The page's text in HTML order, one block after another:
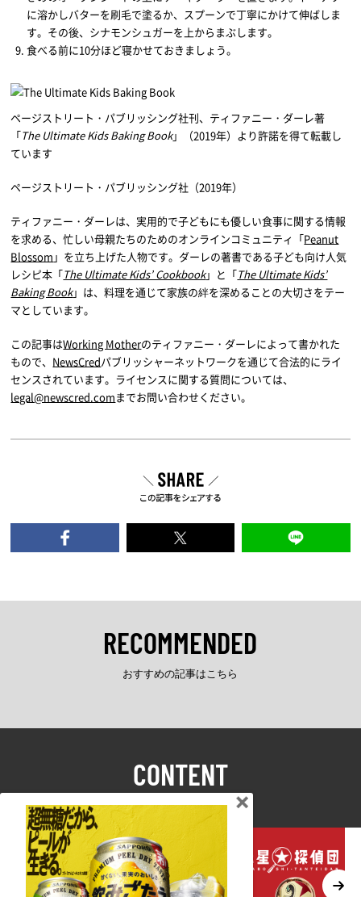
に溶かしバターを刷毛で塗るか、スプーンで丁寧にかけて伸ばしま
す。その後、シナモンシュガーを上からまぶします。
食べる前に10分ほど寝かせておきましょう。
ページストリート・パブリッシング社刊、ティファニー・ダーレ著
「The Ultimate Kids Baking Book」（2019年）より許諾を得て転載し
ています
ページストリート・パブリッシング社（2019年）
ティファニー・ダーレは、実用的で子どもにも優しい食事に関する情報
を求める、忙しい母親たちのためのオンラインコミュニティ「Peanut
Blossom 」を立ち上げた人物です。ダーレの著書である子ども向け人気
レシピ本「The Ultimate Kids’ Cookbook」と「The Ultimate Kids’
Baking Book」は、料理を通じて家族の絆を深めることの大切さをテー
マとしています。
この記事はWorking Motherのティファニー・ダーレによって書かれた
もので、 NewsCredパブリッシャーネットワークを通じて合法的にライ
センスされています。ライセンスに関する質問については、
legal@newscred.comまでお問い合わせください。
RECOMMENDED
おすすめの記事はこちら
CONTENT
コンテンツ